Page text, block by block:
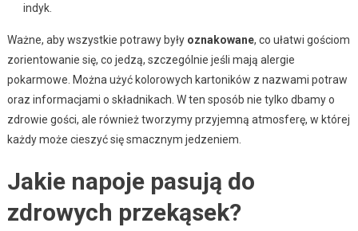
indyk.
Ważne, aby wszystkie potrawy były oznakowane, co ułatwi gościom
zorientowanie się, co jedzą, szczególnie jeśli mają alergie
pokarmowe. Można użyć kolorowych kartoników z nazwami potraw
oraz informacjami o składnikach. W ten sposób nie tylko dbamy o
zdrowie gości, ale również tworzymy przyjemną atmosferę, w której
każdy może cieszyć się smacznym jedzeniem.
Jakie napoje pasują do
zdrowych przekąsek?